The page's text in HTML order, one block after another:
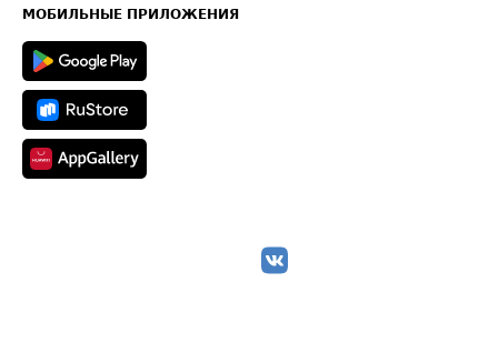
Техническая информация
МОБИЛЬНЫЕ ПРИЛОЖЕНИЯ